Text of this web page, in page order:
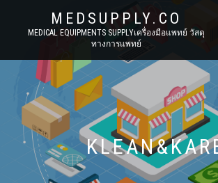
MEDSUPPLY.CO
MEDICAL EQUIPMENTS SUPPLYเครื่องมือแพทย์ วัสดุ
ทางการแพทย์